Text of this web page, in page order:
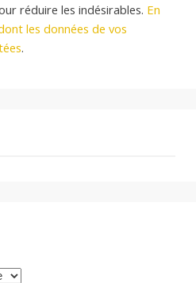
réduire les indésirables. En
les données de vos
.